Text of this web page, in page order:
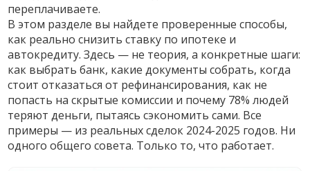
переплачиваете.
В этом разделе вы найдете проверенные способы,
как реально снизить ставку по ипотеке и
автокредиту. Здесь — не теория, а конкретные шаги:
как выбрать банк, какие документы собрать, когда
стоит отказаться от рефинансирования, как не
попасть на скрытые комиссии и почему 78% людей
теряют деньги, пытаясь сэкономить сами. Все
примеры — из реальных сделок 2024-2025 годов. Ни
одного общего совета. Только то, что работает.